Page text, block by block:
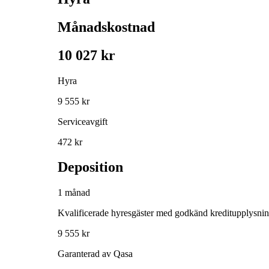
Månadskostnad
10 027 kr
Hyra
9 555 kr
Serviceavgift
472 kr
Deposition
1 månad
Kvalificerade hyresgäster med godkänd
9 555 kr
Garanterad av Qasa